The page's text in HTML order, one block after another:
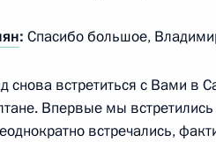
случаю Дня Военно-
года, 13:15
: Спасибо большое,
снова встретиться с Вами в
Впервые мы
встречались,